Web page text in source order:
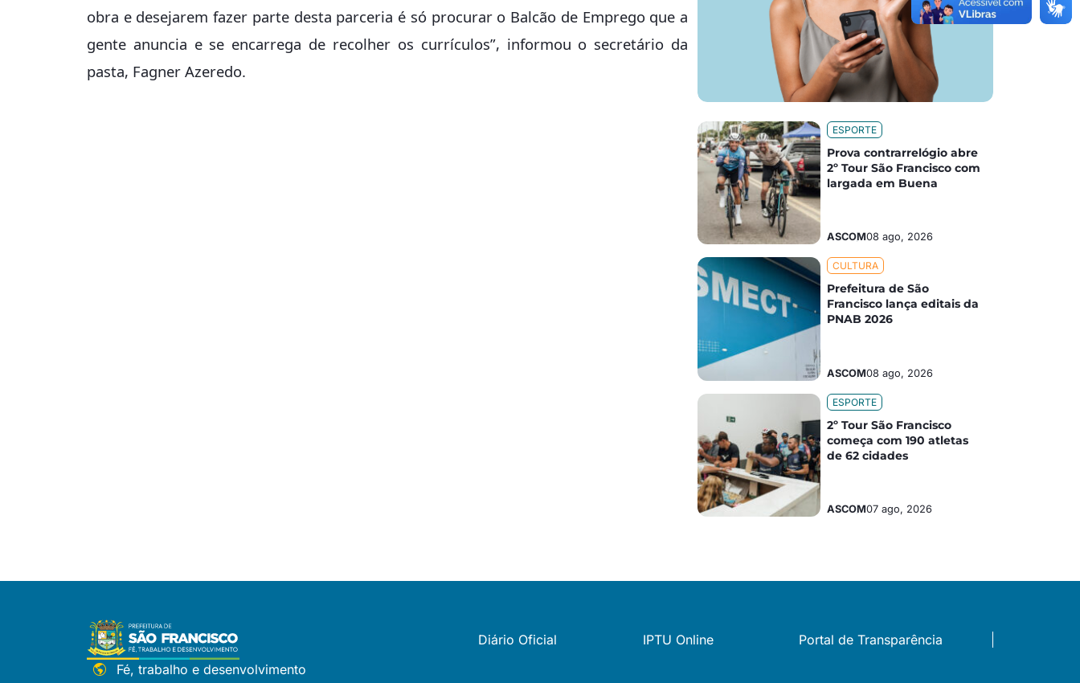
obra e desejarem fazer parte desta parceria é só procurar o Balcão de Emprego que a
gente anuncia e se encarrega de recolher os currículos”, informou o secretário da
pasta, Fagner Azeredo.
ESPORTE
Prova contrarrelógio abre
2º Tour São Francisco com
largada em Buena
ASCOM08 ago, 2026
CULTURA
Prefeitura de São
Francisco lança editais da
PNAB 2026
ASCOM08 ago, 2026
ESPORTE
2º Tour São Francisco
começa com 190 atletas
de 62 cidades
ASCOM07 ago, 2026
Diário Oficial IPTU Online
Portal de Transparência
Fé, trabalho e desenvolvimento